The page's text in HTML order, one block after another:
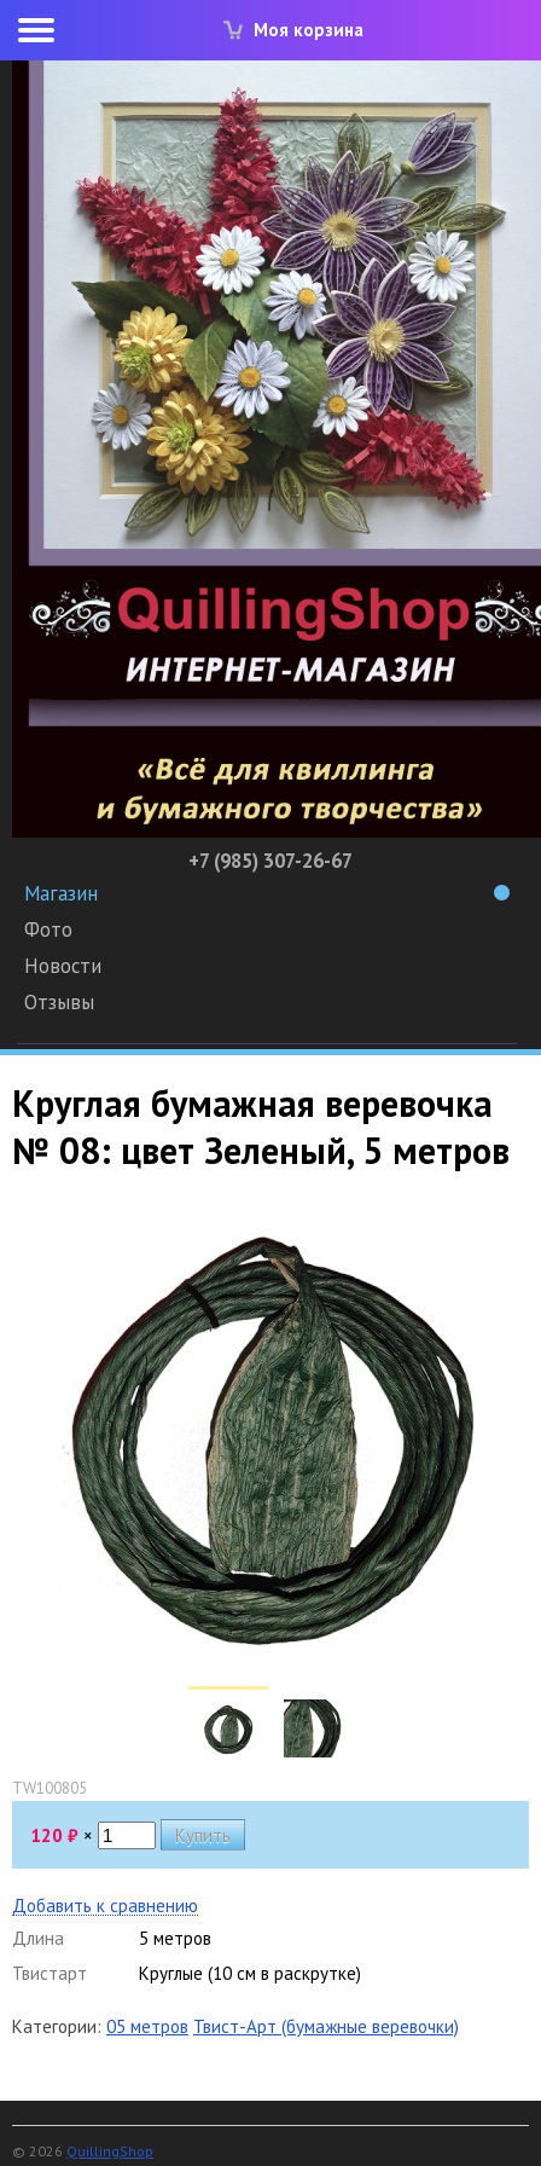
Моя корзина
+7 (985) 307-26-67
Магазин
Фото
Новости
Отзывы
Круглая бумажная веревочка
№ 08: цвет Зеленый, 5 метров
TW100805
120 ₽ ×
Добавить к сравнению
Длина
5 метров
Твистарт
Круглые (10 см в раскрутке)
Категории: 05 метров Твист-Арт (бумажные веревочки)
© 2026 QuillingShop